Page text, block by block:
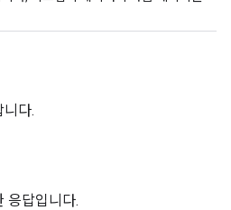
다.
응답입니다.